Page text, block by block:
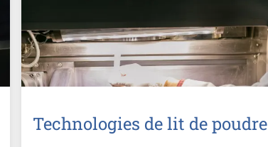
Technologies de lit de poudre